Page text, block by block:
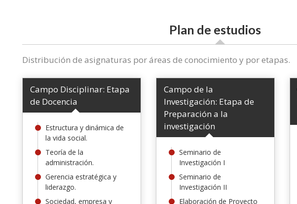
Plan de estudios
Distribución de asignaturas por áreas de conocimiento y por etapas.
Campo Disciplinar: Etapa
de Docencia
Estructura y dinámica de
la vida social.
Teoría de la
administración.
Gerencia estratégica y
liderazgo.
Sociedad, empresa y
Campo de la
Investigación: Etapa de
Preparación a la
investigación
Seminario de
Investigación I
Seminario de
Investigación II
Elaboración de Proyecto